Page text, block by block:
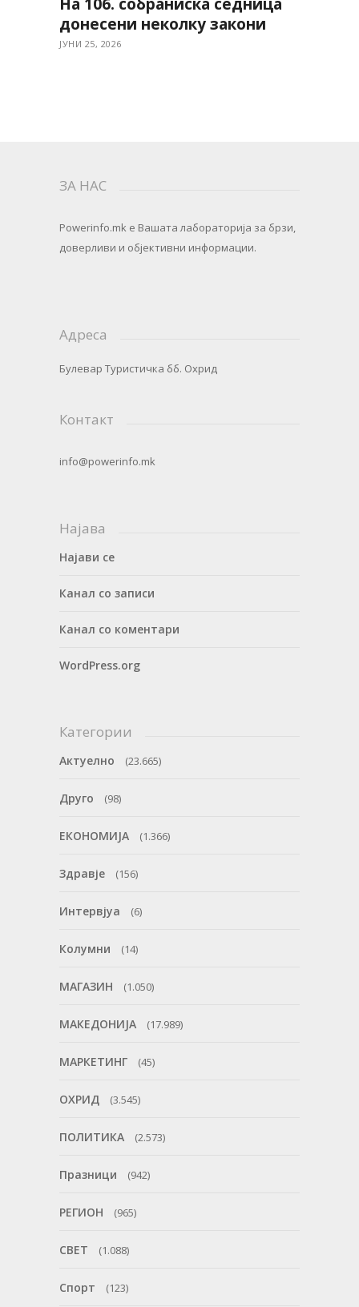
донесени неколку закони
ЈУНИ 25, 2026
ЗА НАС
Powerinfo.mk e Вашата лабораторија за брзи,
доверливи и објективни информации.
Адреса
Булевар Туристичка бб. Охрид
Контакт
info@powerinfo.mk
Најава
Најави се
Канал со записи
Канал со коментари
WordPress.org
Категории
Актуелно (23.665)
Друго (98)
ЕКОНОМИЈА (1.366)
Здравје (156)
Интервјуа (6)
Колумни (14)
МАГАЗИН (1.050)
МАКЕДОНИЈА (17.989)
МАРКЕТИНГ (45)
ОХРИД (3.545)
ПОЛИТИКА (2.573)
Празници (942)
РЕГИОН (965)
СВЕТ (1.088)
Спорт (123)